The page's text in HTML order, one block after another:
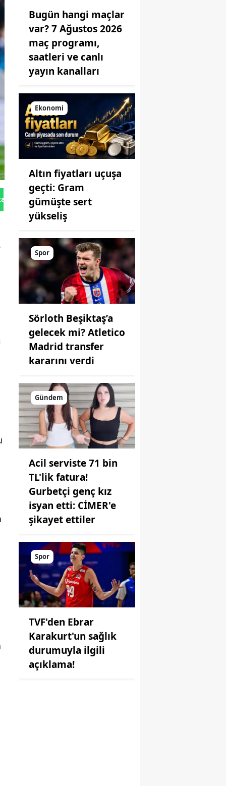
Gönder
Bugün hangi maçlar
var? 7 Ağustos 2026
maç programı,
saatleri ve canlı
yayın kanalları
Ekonomi
Altın fiyatları uçuşa
geçti: Gram
gümüşte sert
yükseliş
Spor
Sörloth Beşiktaş’a
gelecek mi? Atletico
Madrid transfer
kararını verdi
Gündem
Acil serviste 71 bin
TL'lik fatura!
Gurbetçi genç kız
isyan etti: CİMER'e
şikayet ettiler
Spor
TVF'den Ebrar
Karakurt'un sağlık
durumuyla ilgili
açıklama!